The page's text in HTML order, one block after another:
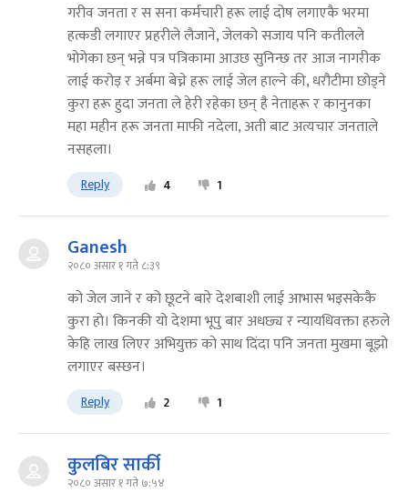
गरीव जनता र स सना कर्मचारी हरू लाई दोष लगाएकै भरमा
हत्कडी लगाएर प्रहरीले लैजाने, जेलको सजाय पनि कतीलले
भोगेका छन् भन्ने पत्र पत्रिकामा आउछ सुनिन्छ तर आज नागरीक
लाई करोड़ र अर्बमा बेच्ने हरू लाई जेल हाल्ने की, धरौटीमा छोड्ने
कुरा हरू हुदा जनता ले हेरी रहेका छन् है नेताहरू र कानुनका
महा महीन हरू जनता माफी नदेला, अती बाट अत्यचार जनताले
नसहला।
Reply 4 1
Ganesh
२०८० असार १ गते ८:३९
को जेल जाने र को छूटने बारे देशबाशी लाई आभास भइसकेकै
कुरा हो। किनकी यो देशमा भूपु बार अधछ्य र न्यायधिवक्ता हरुले
केहि लाख लिएर अभियुक्त को साथ दिंदा पनि जनता मुखमा बूझो
लगाएर बस्छन।
Reply 2 1
कुलबिर सार्की
२०८० असार १ गते ७:५४